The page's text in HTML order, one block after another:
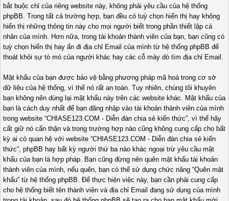
bắt buộc chỉ của riêng website này, không phải yêu cầu của hệ thống
phpBB. Trong tất cả trường hợp, bạn đều có tuỳ chọn hiển thị hay không
hiển thị những thông tin này cho mọi người biết trong phần thiết lập cá
nhân của mình. Hơn nữa, trong tài khoản thành viên của bạn, bạn cũng có
tuỳ chọn hiển thị hay ẩn đi địa chỉ Email của mình từ hệ thống phpBB để
thoát khỏi sự tò mò của người khác hay các cỗ máy dò tìm địa chỉ Email.
Mật khẩu của bạn được bảo vệ bằng phương pháp mã hoá trong cơ sở
dữ liệu của hệ thống, vì thế nó rất an toàn. Tuy nhiên, chúng tôi khuyên
bạn không nên dùng lại mật khẩu này trên các website khác. Mật khẩu của
bạn là cách duy nhất để bạn đăng nhập vào tài khoản thành viên của mình
trong website “CHIASE123.COM - Diễn đàn chia sẻ kiến thức”, vì thế hãy
cất giữ nó cẩn thận và trong trường hợp nào cũng không cung cấp cho bất
kỳ ai có quan hệ với website “CHIASE123.COM - Diễn đàn chia sẻ kiến
thức”, phpBB hay bất kỳ người thứ ba nào khác ngoại trừ yêu cầu mật
khẩu của bạn là hợp pháp. Bạn cũng đừng nên quên mật khẩu tài khoản
thành viên của mình, nếu quên, bạn có thể sử dụng chức năng “Quên mật
khẩu” từ hệ thống phpBB. Để thực hiện việc này, bạn cần phải cung cấp
cho hệ thống biết tên thành viên và địa chỉ Email đang sử dụng của mình